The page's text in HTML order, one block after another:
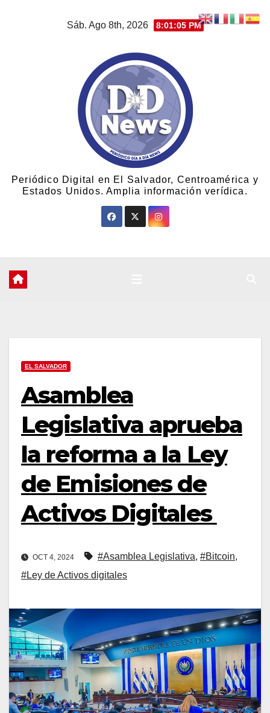
Sáb. Ago 8th, 2026 8:01:05 PM
Periódico Digital en El Salvador, Centroamérica y
Estados Unidos. Amplia información verídica.
EL SALVADOR
Asamblea
Legislativa aprueba
la reforma a la Ley
de Emisiones de
Activos Digitales
OCT 4, 2024 #Asamblea Legislativa, #Bitcoin,
#Ley de Activos digitales